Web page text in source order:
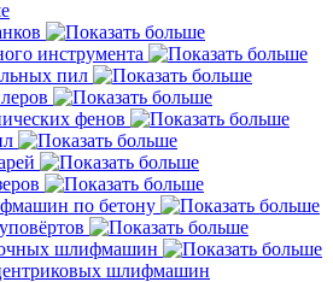
инструмента
пил
фенов
по бетону
шлифмашин
шлифмашин